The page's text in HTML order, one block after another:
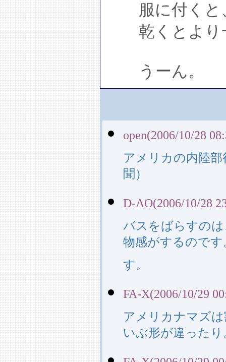
服に付くと
乾くとより
うーん。
open(2006/10/28
アメリカの内陸
聞）
D-AO(2006/10/28
バスをばらすの
物感がするので
す。
FA-X(2006/10/29
アメリカナマズ
いぶ形が違った